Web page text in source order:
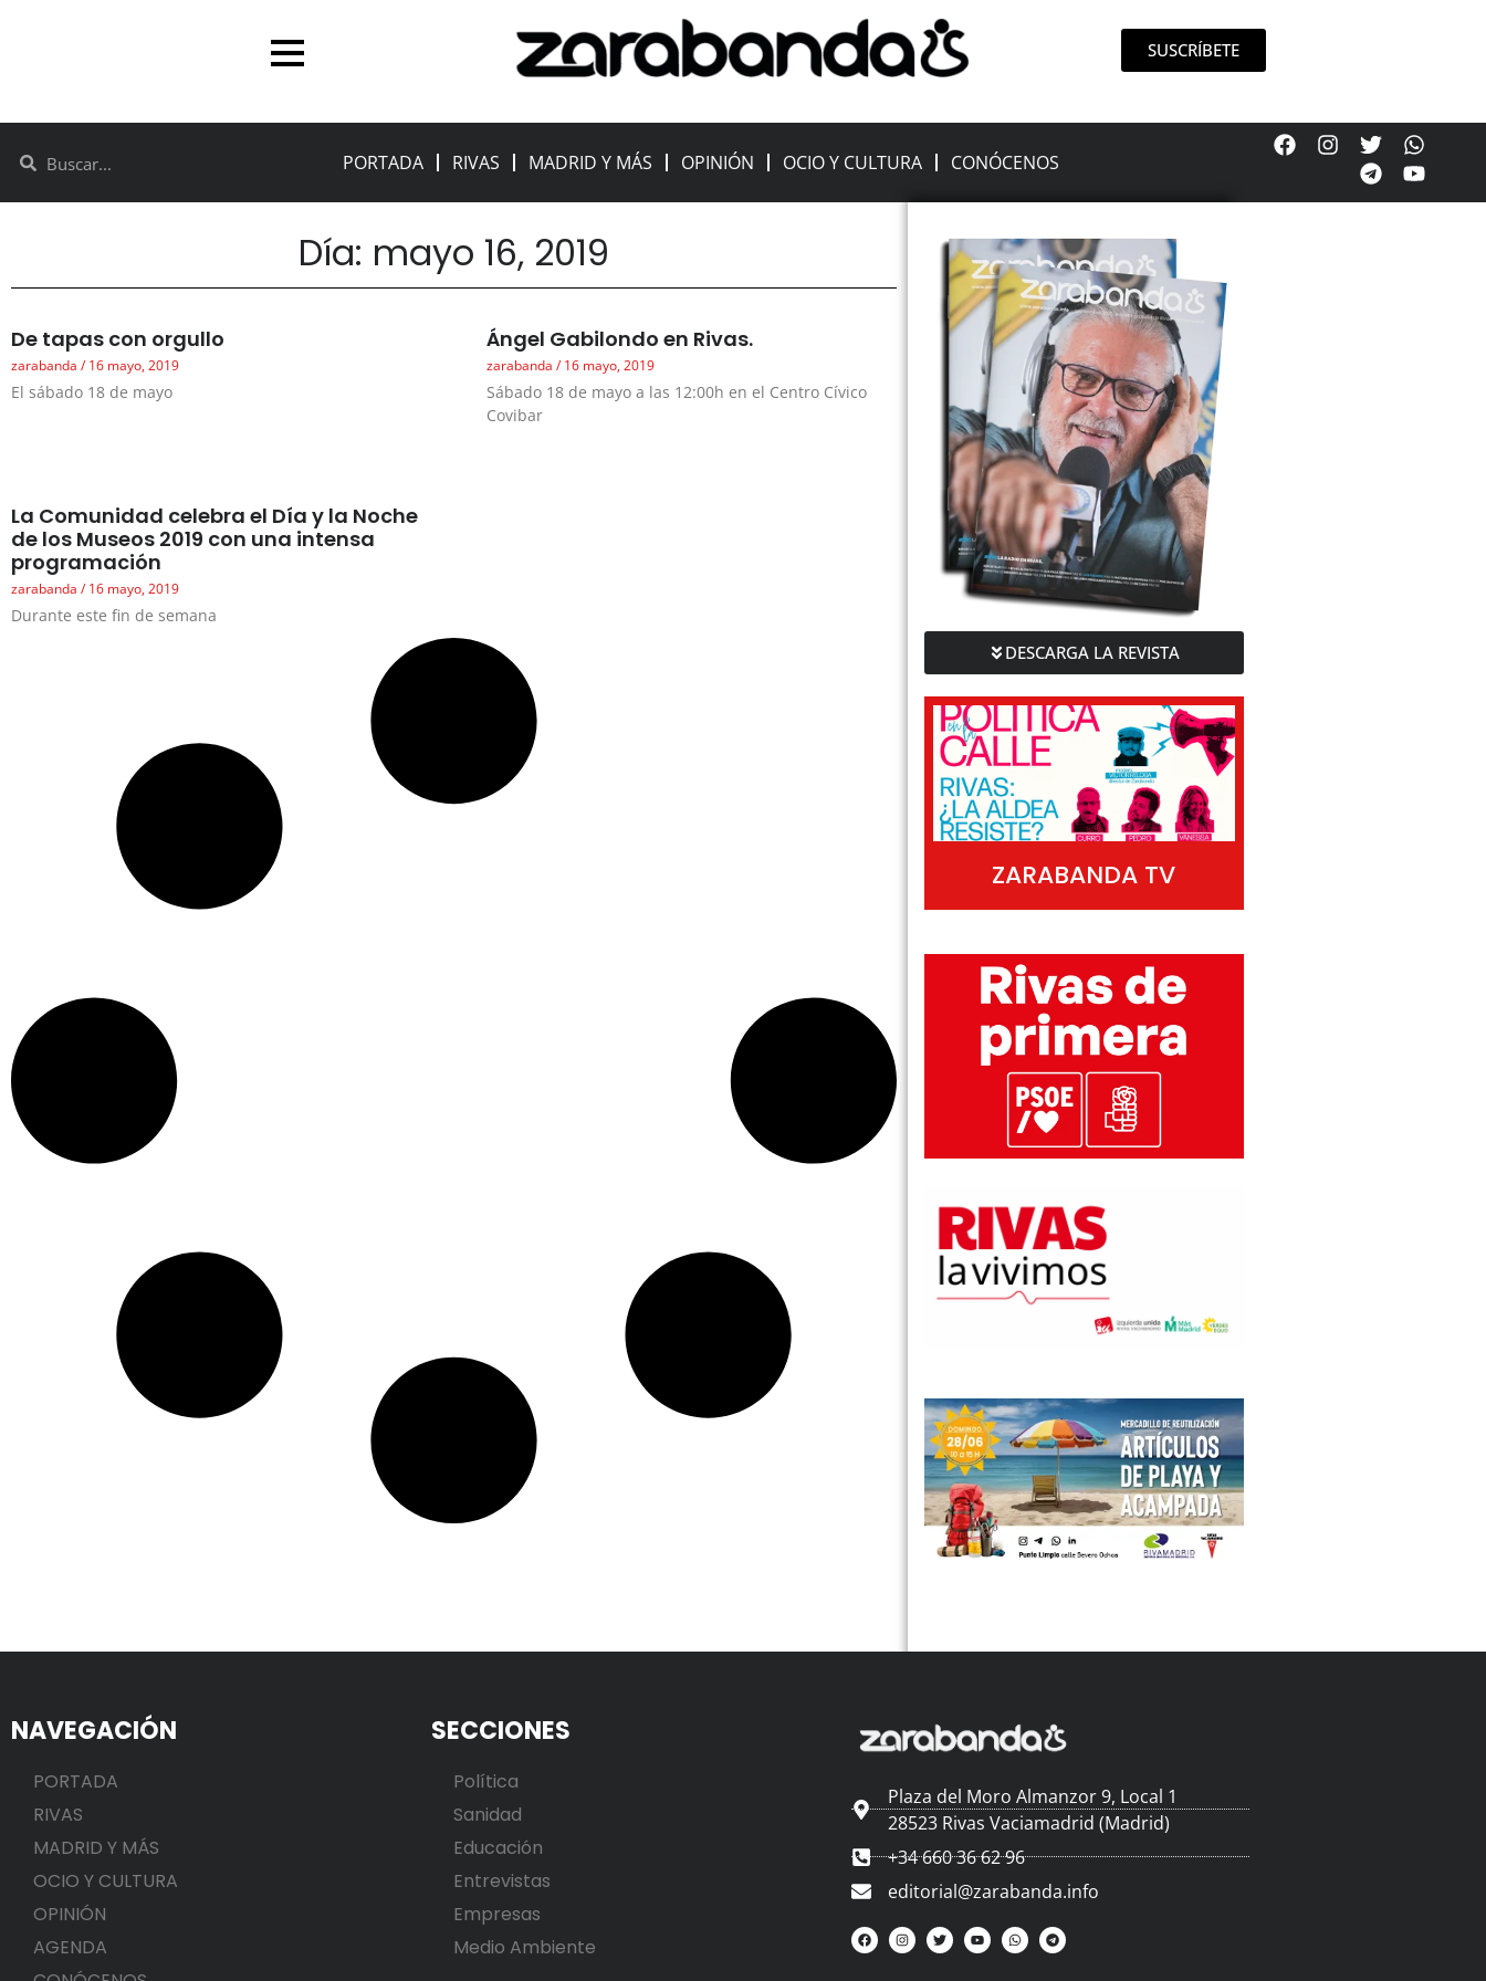
SUSCRÍBETE
PORTADA RIVAS MADRID Y MÁS OPINIÓN OCIO Y CULTURA CONÓCENOS
Día: mayo 16, 2019
De tapas con orgullo
zarabanda 16 mayo, 2019
El sábado 18 de mayo
Ángel Gabilondo en Rivas.
zarabanda 16 mayo, 2019
Sábado 18 de mayo a las 12:00h en el Centro Cívico
Covibar
La Comunidad celebra el Día y la Noche
de los Museos 2019 con una intensa
programación
zarabanda 16 mayo, 2019
Durante este fin de semana
DESCARGA LA REVISTA
ZARABANDA TV
NAVEGACIÓN
PORTADA
RIVAS
MADRID Y MÁS
OCIO Y CULTURA
OPINIÓN
AGENDA
SECCIONES
Política
Sanidad
Educación
Entrevistas
Empresas
Medio Ambiente
Plaza del Moro Almanzor 9, Local 1
28523 Rivas Vaciamadrid (Madrid)
+34 660 36 62 96
editorial@zarabanda.info